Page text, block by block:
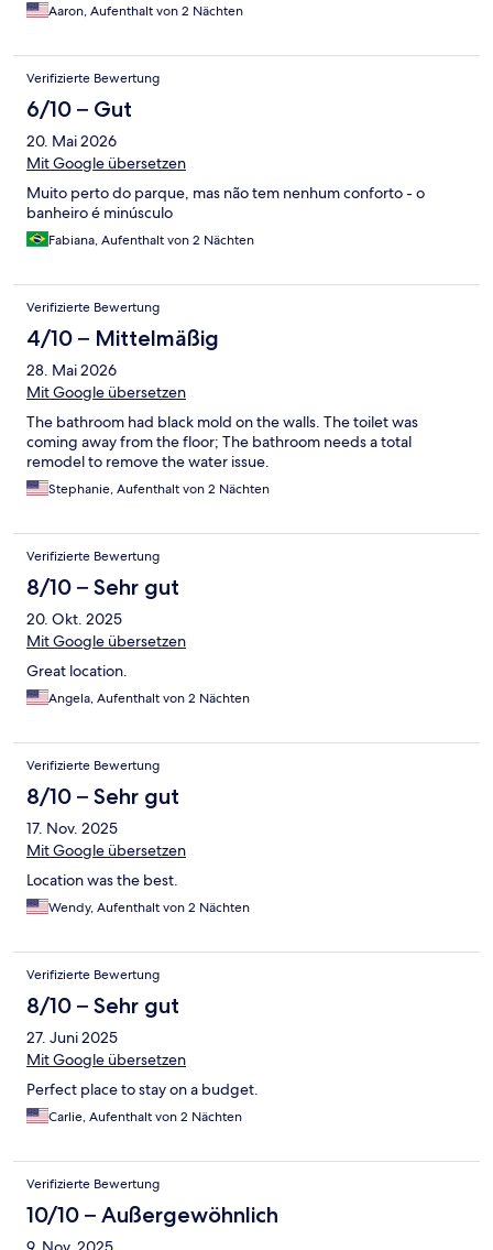
Aaron, Aufenthalt von 2 Nächten
Verifizierte Bewertung
6/10 – Gut
20. Mai 2026
Mit Google übersetzen
Muito perto do parque, mas não tem nenhum conforto - o
banheiro é minúsculo
Fabiana, Aufenthalt von 2 Nächten
Verifizierte Bewertung
4/10 – Mittelmäßig
28. Mai 2026
Mit Google übersetzen
The bathroom had black mold on the walls. The toilet was
coming away from the floor; The bathroom needs a total
remodel to remove the water issue.
Stephanie, Aufenthalt von 2 Nächten
Verifizierte Bewertung
8/10 – Sehr gut
20. Okt. 2025
Mit Google übersetzen
Great location.
Angela, Aufenthalt von 2 Nächten
Verifizierte Bewertung
8/10 – Sehr gut
17. Nov. 2025
Mit Google übersetzen
Location was the best.
Wendy, Aufenthalt von 2 Nächten
Verifizierte Bewertung
8/10 – Sehr gut
27. Juni 2025
Mit Google übersetzen
Perfect place to stay on a budget.
Carlie, Aufenthalt von 2 Nächten
Verifizierte Bewertung
10/10 – Außergewöhnlich